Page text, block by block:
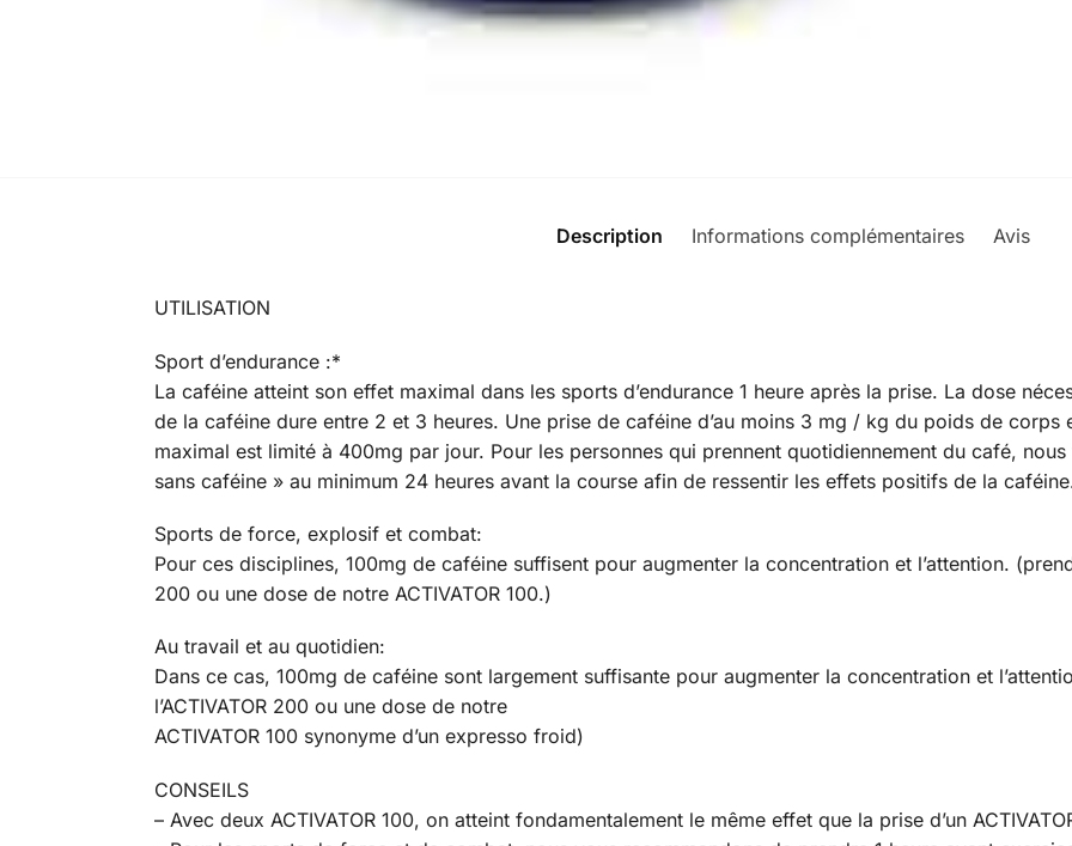
Description Informations complémentaires Avis
UTILISATION
Sport d’endurance :*
La caféine atteint son effet maximal dans les sports d’endurance 1 heure après la prise. La dose
de la caféine dure entre 2 et 3 heures. Une prise de caféine d’au moins 3 mg / kg du poids de corps
maximal est limité à 400mg par jour. Pour les personnes qui prennent quotidiennement du café,
sans caféine » au minimum 24 heures avant la course afin de ressentir les effets positifs de la
Sports de force, explosif et combat:
Pour ces disciplines, 100mg de caféine suffisent pour augmenter la concentration et l’attention.
200 ou une dose de notre ACTIVATOR 100.)
Au travail et au quotidien:
Dans ce cas, 100mg de caféine sont largement suffisante pour augmenter la concentration et
l’ACTIVATOR 200 ou une dose de notre
ACTIVATOR 100 synonyme d’un expresso froid)
CONSEILS
– Avec deux ACTIVATOR 100, on atteint fondamentalement le même effet que la prise d’un